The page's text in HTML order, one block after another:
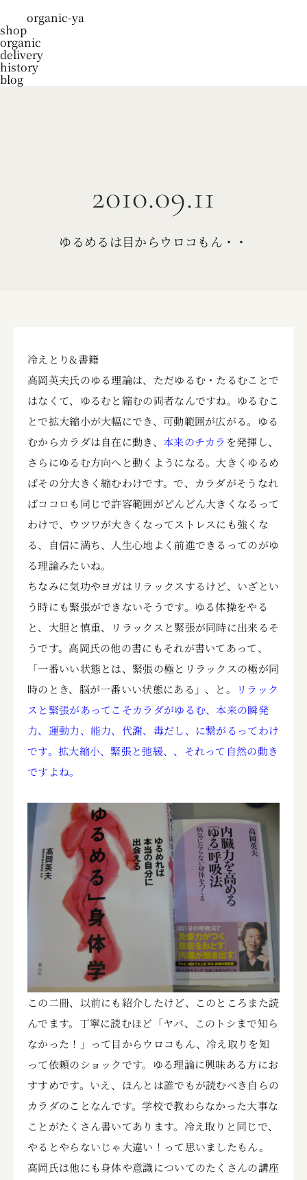
organic-ya
shop
organic
delivery
history
blog
2010.09.11
ゆるめるは目からウロコもん・・
冷えとり&書籍
高岡英夫氏のゆる理論は、ただゆるむ・たるむことで
はなくて、ゆるむと縮むの両者なんですね。ゆるむこ
とで拡大縮小が大幅にでき、可動範囲が広がる。ゆる
むからカラダは自在に動き、 本来のチカラ を発揮し、
さらにゆるむ方向へと動くようになる。大きくゆるめ
ばその分大きく縮むわけです。で、カラダがそうなれ
ばココロも同じで許容範囲がどんどん大きくなるって
わけで、ウツワが大きくなってストレスにも強くな
る、自信に満ち、人生心地よく前進できるってのがゆ
る理論みたいね。
ちなみに気功やヨガはリラックスするけど、いざとい
う時にも緊張ができないそうです。ゆる体操をやる
と、大胆と慎重、リラックスと緊張が同時に出来るそ
うです。高岡氏の他の書にもそれが書いてあって、
「一番いい状態とは、緊張の極とリラックスの極が同
時のとき、脳が一番いい状態にある」、と。
リラック
スと緊張があってこそカラダがゆるむ、本来の瞬発
力、運動力、能力、代謝、毒だし、に繋がるってわけ
です。拡大縮小、緊張と弛緩、、それって自然の動き
ですよね。
この二冊、以前にも紹介したけど、このところまた読
んでます。丁寧に読むほど「ヤバ、このトシまで知ら
なかった！」って目からウロコもん、冷え取りを知
って依頼のショックです。ゆる理論に興味ある方にお
すすめです。いえ、ほんとは誰でもが読むべき自らの
カラダのことなんです。学校で教わらなかった大事な
ことがたくさん書いてあります。冷え取りと同じで、
やるとやらないじゃ大違い！って思いましたもん。
高岡氏は他にも身体や意識についてのたくさんの講座